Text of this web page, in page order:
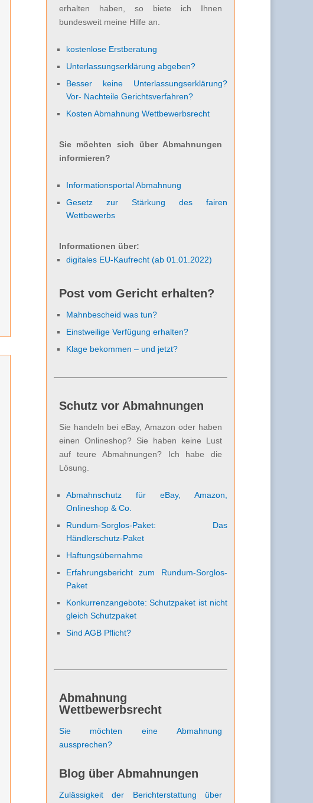
erhalten haben, so biete ich Ihnen
bundesweit meine Hilfe an.
kostenlose Erstberatung
Unterlassungserklärung abgeben?
Besser keine Unterlassungserklärung?
Vor- Nachteile Gerichtsverfahren?
Kosten Abmahnung Wettbewerbsrecht
Sie möchten sich über Abmahnungen
informieren?
Informationsportal Abmahnung
Gesetz zur Stärkung des fairen
Wettbewerbs
Informationen über:
digitales EU-Kaufrecht (ab 01.01.2022)
Post vom Gericht erhalten?
Mahnbescheid was tun?
Einstweilige Verfügung erhalten?
Klage bekommen – und jetzt?
Schutz vor Abmahnungen
Sie handeln bei eBay, Amazon oder haben
einen Onlineshop? Sie haben keine Lust
auf teure Abmahnungen? Ich habe die
Lösung.
Abmahnschutz für eBay, Amazon,
Onlineshop & Co.
Rundum-Sorglos-Paket: Das
Händlerschutz-Paket
Haftungsübernahme
Erfahrungsbericht zum Rundum-Sorglos-
Paket
Konkurrenzangebote: Schutzpaket ist nicht
gleich Schutzpaket
Sind AGB Pflicht?
Abmahnung
Wettbewerbsrecht
Sie möchten eine Abmahnung
aussprechen?
Blog über Abmahnungen
Zulässigkeit der Berichterstattung über